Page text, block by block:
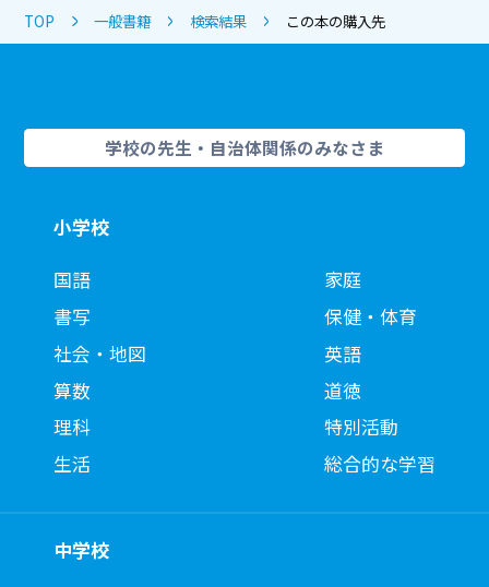
TOP 一般書籍 検索結果 この本の購入先
学校の先生・自治体関係のみなさま
小学校
国語
書写
社会・地図
算数
理科
生活
家庭
保健・体育
英語
道徳
特別活動
総合的な学習
中学校